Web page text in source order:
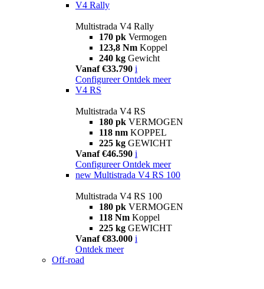
V4 Rally
Multistrada V4 Rally
170 pk Vermogen
123,8 Nm Koppel
240 kg Gewicht
Vanaf €33.790 i
Configureer Ontdek meer
V4 RS
Multistrada V4 RS
180 pk VERMOGEN
118 nm KOPPEL
225 kg GEWICHT
Vanaf €46.590 i
Configureer Ontdek meer
new Multistrada V4 RS 100
Multistrada V4 RS 100
180 pk VERMOGEN
118 Nm Koppel
225 kg GEWICHT
Vanaf €83.000 i
Ontdek meer
Off-road